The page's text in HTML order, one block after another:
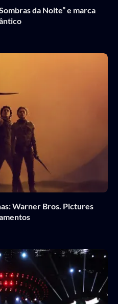
da Noite” e marca
Warner Bros. Pictures